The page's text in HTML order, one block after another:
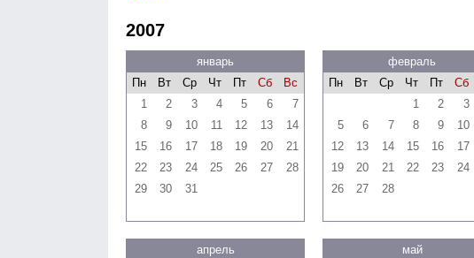
2007
январь
Пн
Вт Ср Чт Пт Сб
Вс
1
2 3 4 5 6
7
8
9 10 11 12 13
14
15
16 17 18 19 20
21
22
23 24 25 26 27
28
29
30 31
февраль
Пн
Вт Ср Чт Пт Сб
1
2 3
5
6 7 8 9 10
12
13 14 15 16 17
19
20 21 22 23 24
26
27 28
апрель
май